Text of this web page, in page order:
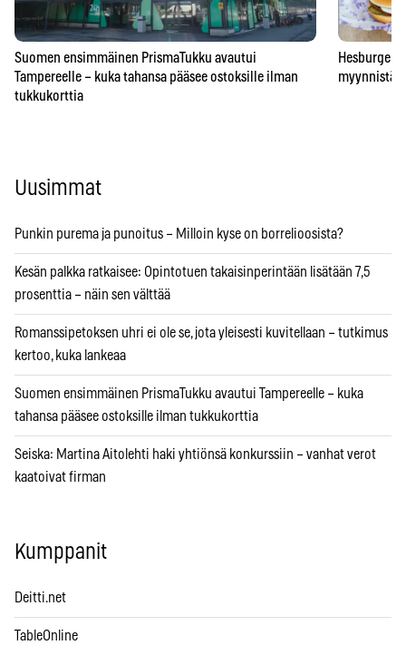
Suomen ensimmäinen PrismaTukku avautui
Tampereelle – kuka tahansa pääsee ostoksille ilman
tukkukorttia
myynnistä
Uusimmat
Punkin purema ja punoitus – Milloin kyse on borrelioosista?
Kesän palkka ratkaisee: Opintotuen takaisinperintään lisätään 7,5
prosenttia – näin sen välttää
Romanssipetoksen uhri ei ole se, jota yleisesti kuvitellaan – tutkimus
kertoo, kuka lankeaa
Suomen ensimmäinen PrismaTukku avautui Tampereelle – kuka
tahansa pääsee ostoksille ilman tukkukorttia
Seiska: Martina Aitolehti haki yhtiönsä konkurssiin – vanhat verot
kaatoivat firman
Kumppanit
Deitti.net
TableOnline